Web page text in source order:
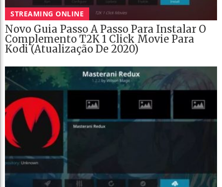
STREAMING ONLINE
Novo Guia Passo A Passo Para Instalar O
Complemento T2K 1 Click Movie Para
Kodi (Atualização De 2020)